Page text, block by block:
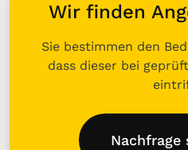
Wir finden
Sie bestimmen den
dass dieser bei
Nachfrage